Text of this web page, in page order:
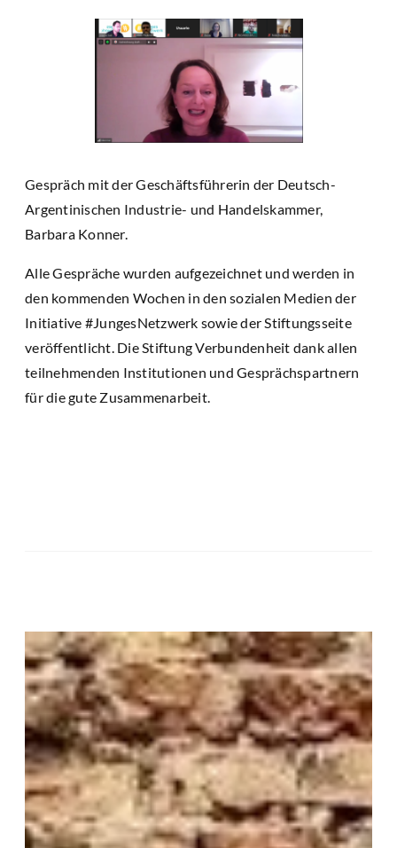
Gespräch mit der Geschäftsführerin der Deutsch-
Argentinischen Industrie- und Handelskammer,
Barbara Konner.
Alle Gespräche wurden aufgezeichnet und werden in
den kommenden Wochen in den sozialen Medien der
Initiative #JungesNetzwerk sowie der Stiftungsseite
veröffentlicht. Die Stiftung Verbundenheit dank allen
teilnehmenden Institutionen und Gesprächspartnern
für die gute Zusammenarbeit.